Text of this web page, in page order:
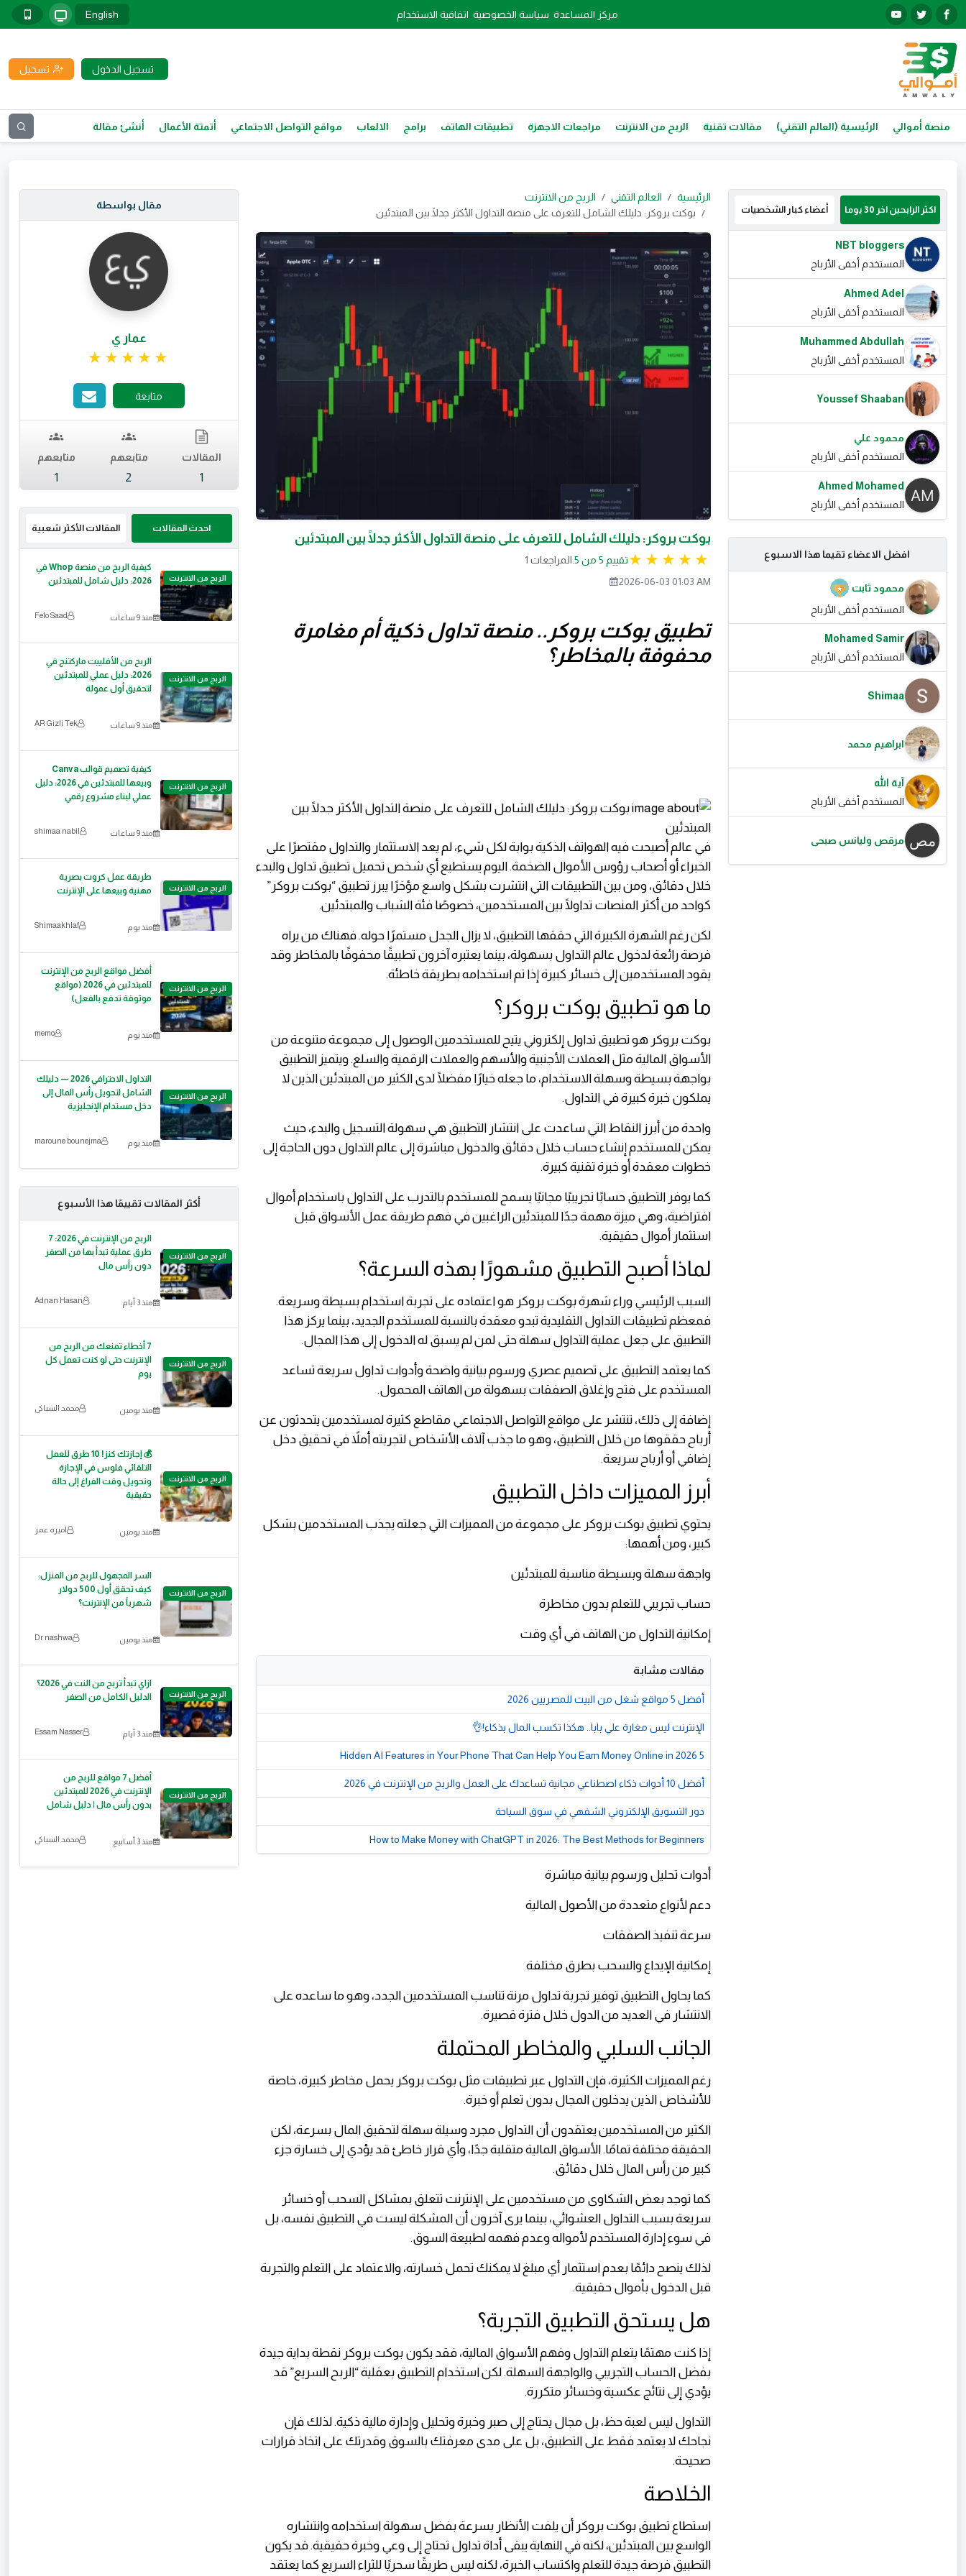
مركز المساعدة سياسة الخصوصية اتفاقية الاستخدام English
تسجيل الدخول تسجيل
منصة أموالي الرئيسية (العالم التقني) مقالات تقنية الربح من الانترنت مراجعات الاجهزة تطبيقات الهاتف برامج الالعاب مواقع التواصل الاجتماعي أتمتة الأعمال أنشئ مقالة
اكثر الرابحين اخر 30 يوما أعضاء كبار الشخصيات
NBT bloggers
المستخدم أخفى الأرباح
Ahmed Adel
المستخدم أخفى الأرباح
Muhammed Abdullah
المستخدم أخفى الأرباح
Youssef Shaaban
محمود علي
المستخدم أخفى الأرباح
Ahmed Mohamed
المستخدم أخفى الأرباح
افضل الاعضاء تقيما هذا الاسبوع
محمود ثابت
المستخدم أخفى الأرباح
Mohamed Samir
المستخدم أخفى الأرباح
Shimaa
ابراهيم محمد
آية الله
المستخدم أخفى الأرباح
مرقص وليانس صبحى
الرئيسية العالم التقني
الربح من الانترنت
بوكت بروكر: دليلك الشامل للتعرف على منصة التداول الأكثر جدلًا بين المبتدئين
بوكت بروكر: دليلك الشامل للتعرف على منصة التداول الأكثر جدلًا بين المبتدئين
تقييم 5 من 5.
1 المراجعات
2026-06-03 01:03 AM
تطبيق بوكت بروكر.. منصة تداول ذكية أم مغامرة
محفوفة بالمخاطر؟
في عالم أصبحت فيه الهواتف الذكية بوابة لكل شيء، لم يعد الاستثمار والتداول مقتصرًا على
الخبراء أو أصحاب رؤوس الأموال الضخمة. اليوم يستطيع أي شخص تحميل تطبيق تداول والبدء
خلال دقائق، ومن بين التطبيقات التي انتشرت بشكل واسع مؤخرًا يبرز تطبيق “بوكت بروكر”
كواحد من أكثر المنصات تداولًا بين المستخدمين، خصوصًا فئة الشباب والمبتدئين.
لكن رغم الشهرة الكبيرة التي حققها التطبيق، لا يزال الجدل مستمرًا حوله. فهناك من يراه
فرصة رائعة لدخول عالم التداول بسهولة، بينما يعتبره آخرون تطبيقًا محفوفًا بالمخاطر وقد
يقود المستخدمين إلى خسائر كبيرة إذا تم استخدامه بطريقة خاطئة.
ما هو تطبيق بوكت بروكر؟
بوكت بروكر هو تطبيق تداول إلكتروني يتيح للمستخدمين الوصول إلى مجموعة متنوعة من
الأسواق المالية مثل العملات الأجنبية والأسهم والعملات الرقمية والسلع. ويتميز التطبيق
بواجهة بسيطة وسهلة الاستخدام، ما جعله خيارًا مفضلًا لدى الكثير من المبتدئين الذين لا
يملكون خبرة كبيرة في التداول.
واحدة من أبرز النقاط التي ساعدت على انتشار التطبيق هي سهولة التسجيل والبدء، حيث
يمكن للمستخدم إنشاء حساب خلال دقائق والدخول مباشرة إلى عالم التداول دون الحاجة إلى
خطوات معقدة أو خبرة تقنية كبيرة.
كما يوفر التطبيق حسابًا تجريبيًا مجانيًا يسمح للمستخدم بالتدرب على التداول باستخدام أموال
افتراضية، وهي ميزة مهمة جدًا للمبتدئين الراغبين في فهم طريقة عمل الأسواق قبل
استثمار أموال حقيقية.
لماذا أصبح التطبيق مشهورًا بهذه السرعة؟
السبب الرئيسي وراء شهرة بوكت بروكر هو اعتماده على تجربة استخدام بسيطة وسريعة.
فمعظم تطبيقات التداول التقليدية تبدو معقدة بالنسبة للمستخدم الجديد، بينما يركز هذا
التطبيق على جعل عملية التداول سهلة حتى لمن لم يسبق له الدخول إلى هذا المجال.
كما يعتمد التطبيق على تصميم عصري ورسوم بيانية واضحة وأدوات تداول سريعة تساعد
المستخدم على فتح وإغلاق الصفقات بسهولة من الهاتف المحمول.
إضافة إلى ذلك، تنتشر على مواقع التواصل الاجتماعي مقاطع كثيرة لمستخدمين يتحدثون عن
أرباح حققوها من خلال التطبيق، وهو ما جذب آلاف الأشخاص لتجربته أملاً في تحقيق دخل
إضافي أو أرباح سريعة.
أبرز المميزات داخل التطبيق
يحتوي تطبيق بوكت بروكر على مجموعة من المميزات التي جعلته يجذب المستخدمين بشكل
كبير، ومن أهمها:
واجهة سهلة وبسيطة مناسبة للمبتدئين
حساب تجريبي للتعلم بدون مخاطرة
إمكانية التداول من الهاتف في أي وقت
مقالات مشابة
أفضل 5 مواقع شغل من البيت للمصريين 2026
الإنترنت ليس مغارة علي بابا.. هكذا تكسب المال بذكاء!👌
5 Hidden AI Features in Your Phone That Can Help You Earn Money Online in 2026
أفضل 10 أدوات ذكاء اصطناعي مجانية تساعدك على العمل والربح من الإنترنت في 2026
دور التسويق الإلكتروني الشفهي في سوق السياحة
How to Make Money with ChatGPT in 2026: The Best Methods for Beginners
أدوات تحليل ورسوم بيانية مباشرة
دعم لأنواع متعددة من الأصول المالية
سرعة تنفيذ الصفقات
إمكانية الإيداع والسحب بطرق مختلفة
كما يحاول التطبيق توفير تجربة تداول مرنة تناسب المستخدمين الجدد، وهو ما ساعده على
الانتشار في العديد من الدول خلال فترة قصيرة.
الجانب السلبي والمخاطر المحتملة
رغم المميزات الكثيرة، فإن التداول عبر تطبيقات مثل بوكت بروكر يحمل مخاطر كبيرة، خاصة
للأشخاص الذين يدخلون المجال بدون تعلم أو خبرة.
الكثير من المستخدمين يعتقدون أن التداول مجرد وسيلة سهلة لتحقيق المال بسرعة، لكن
الحقيقة مختلفة تمامًا. الأسواق المالية متقلبة جدًا، وأي قرار خاطئ قد يؤدي إلى خسارة جزء
كبير من رأس المال خلال دقائق.
كما توجد بعض الشكاوى من مستخدمين على الإنترنت تتعلق بمشاكل السحب أو خسائر
سريعة بسبب التداول العشوائي، بينما يرى آخرون أن المشكلة ليست في التطبيق نفسه، بل
في سوء إدارة المستخدم لأمواله وعدم فهمه لطبيعة السوق.
لذلك ينصح دائمًا بعدم استثمار أي مبلغ لا يمكنك تحمل خسارته، والاعتماد على التعلم والتجربة
قبل الدخول بأموال حقيقية.
هل يستحق التطبيق التجربة؟
إذا كنت مهتمًا بتعلم التداول وفهم الأسواق المالية، فقد يكون بوكت بروكر نقطة بداية جيدة
بفضل الحساب التجريبي والواجهة السهلة. لكن استخدام التطبيق بعقلية “الربح السريع” قد
يؤدي إلى نتائج عكسية وخسائر متكررة.
التداول ليس لعبة حظ، بل مجال يحتاج إلى صبر وخبرة وتحليل وإدارة مالية ذكية. لذلك فإن
نجاحك لا يعتمد فقط على التطبيق، بل على مدى معرفتك بالسوق وقدرتك على اتخاذ قرارات
صحيحة.
الخلاصة
استطاع تطبيق بوكت بروكر أن يلفت الأنظار بسرعة بفضل سهولة استخدامه وانتشاره
الواسع بين المبتدئين، لكنه في النهاية يبقى أداة تداول تحتاج إلى وعي وخبرة حقيقية. قد يكون
التطبيق فرصة جيدة للتعلم واكتساب الخبرة، لكنه ليس طريقًا سحريًا للثراء السريع كما يعتقد
مقال بواسطة
عمار ي
تقييم 5 من 5.
متابعة
المقالات
1
متابعهم
2
متابعهم
1
احدث المقالات المقالات الأكثر شعبية
الربح من الانترنت
كيفية الربح من منصة Whop في
2026: دليل شامل للمبتدئين
منذ 9 ساعات Felo Saad
الربح من الانترنت
الربح من الأفلييت ماركتنج في
2026: دليل عملي للمبتدئين
لتحقيق أول عمولة
منذ 9 ساعات AR Gizli Tek
الربح من الانترنت
كيفية تصميم قوالب Canva
وبيعها للمبتدئين في 2026: دليل
عملي لبناء مشروع رقمي
منذ 9 ساعات shimaa nabil
الربح من الانترنت
طريقة عمل كروت بصرية
مهنية وبيعها على الإنترنت
منذ يوم Shimaakhlaf
الربح من الانترنت
أفضل مواقع الربح من الإنترنت
للمبتدئين في 2026 (مواقع
موثوقة تدفع بالفعل)
منذ يوم memo
الربح من الانترنت
التداول الاحترافي 2026 — دليلك
الشامل لتحويل رأس المال إلى
دخل مستدام الإنجليزية
منذ يوم maroune bounejma
أكثر المقالات تقييمًا هذا الأسبوع
الربح من الانترنت
الربح من الإنترنت في 2026: 7
طرق عملية تبدأ بها من الصفر
دون رأس مال
منذ 3 أيام Adnan Hasan
الربح من الانترنت
7 أخطاء تمنعك من الربح من
الإنترنت حتى لو كنت تعمل كل
يوم
منذ يومين محمد السباكى
الربح من الانترنت
💰 إجازتك كنز! 10 طرق للعمل
التلقائي فلوس في الإجازة
وتحويل وقت الفراغ إلى حالة
حقيقية
منذ يومين اميره عمر
الربح من الانترنت
السر المجهول للربح من المنزل:
كيف تحقق أول 500 دولار
شهرياً من الإنترنت؟
منذ يومين Dr nashwa
الربح من الانترنت
ازاي تبدأ تربح من النت في 2026؟
الدليل الكامل من الصفر
منذ 3 أيام Essam Nasser
الربح من الانترنت
أفضل 7 مواقع للربح من
الإنترنت في 2026 للمبتدئين
بدون رأس مال | دليل شامل
منذ 3 أسابيع محمد السباكى